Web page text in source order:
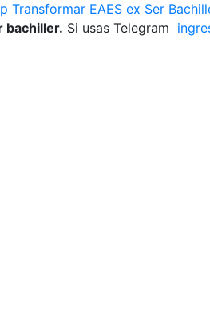
Transformar EAES ex Ser
bachiller. Si usas Telegram